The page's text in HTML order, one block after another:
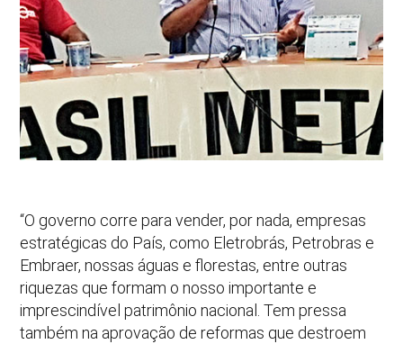
“O governo corre para vender, por nada, empresas
estratégicas do País, como Eletrobrás, Petrobras e
Embraer, nossas águas e florestas, entre outras
riquezas que formam o nosso importante e
imprescindível patrimônio nacional. Tem pressa
também na aprovação de reformas que destroem